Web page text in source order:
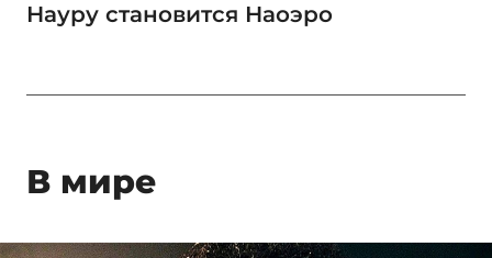
Науру становится Наоэро
В мире